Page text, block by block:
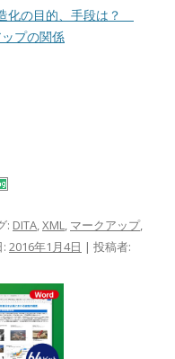
化の目的、手段は？
プの関係
: DITA,XML, マークアップ,
2016年1月4日 | 投稿者: